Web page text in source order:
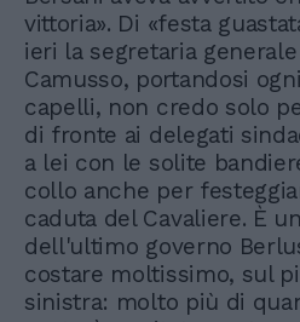
vittoria». Di «festa
ieri la segretaria
Camusso, portandosi
capelli, non credo solo
di fronte ai delegati
a lei con le solite
collo anche per
caduta del Cavaliere. È
dell'ultimo governo
costare moltissimo, sul
sinistra: molto più di